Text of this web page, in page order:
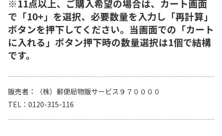
※11点以上、ご購入希望の場合は、カート画面
で「10+」を選択、必要数量を入力し「再計算」
ボタンを押下してください。当画面での「カート
に入れる」ボタン押下時の数量選択は1個で結構
です。
販売者
（株）郵便局物販サービス９７００００
TEL
0120-315-116